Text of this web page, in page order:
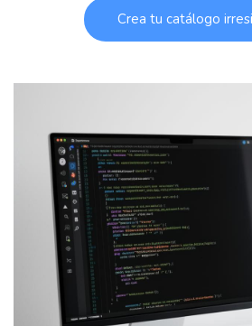
Crea tu catálogo